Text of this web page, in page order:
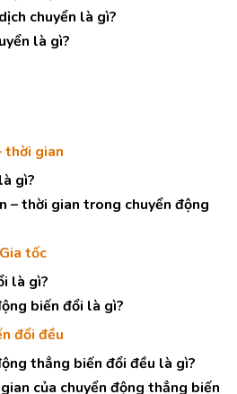
chuyển là gì?
là gì?
thời gian
gì?
– thời gian trong chuyển động
tốc
là gì?
biến đổi là gì?
đổi đều
thẳng biến đổi đều là gì?
của chuyển động thẳng biến